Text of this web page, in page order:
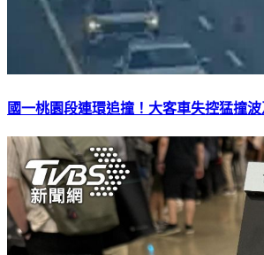
國一桃園段連環追撞！大客車失控猛撞